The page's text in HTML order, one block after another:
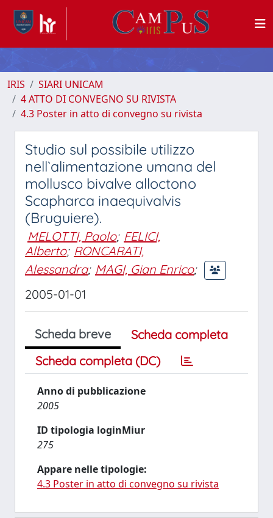
IRIS
SIARI UNICAM
4 ATTO DI CONVEGNO SU RIVISTA
4.3 Poster in atto di convegno su rivista
Studio sul possibile utilizzo
nell`alimentazione umana del
mollusco bivalve alloctono
Scapharca inaequivalvis
(Bruguiere).
MELOTTI, Paolo; FELICI,
Alberto; RONCARATI,
Alessandra; MAGI, Gian Enrico;
2005-01-01
Scheda breve
Scheda completa
Scheda completa (DC)
Anno di pubblicazione
2005
ID tipologia loginMiur
275
Appare nelle tipologie:
4.3 Poster in atto di convegno su rivista